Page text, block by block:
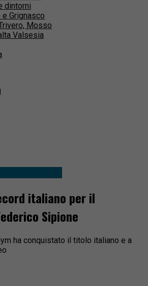
dintorni
Grignasco
Mosso
Valsesia
italiano per il
Sipione
ha conquistato il titolo italiano e a